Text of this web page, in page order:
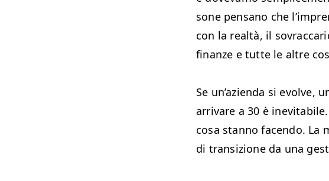
sone pen­sano che
con la realtà, il
finanze e tutte le altre
Se un’azien­da si evolve,
arrivare a 30 è
cosa stan­no facen­do. La
di tran­sizione da una